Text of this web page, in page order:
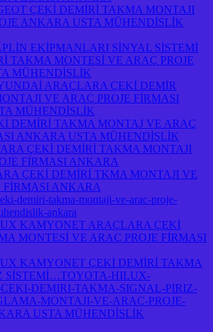
ÇEKİ DEMİRİ TAKMA MONTAJI
ANKARA USTA MÜHENDİSLİK
EKİPMANLARI SİNYAL SİSTEMİ
TAKMA MONTESİ VE ARAÇ PROJE
MÜHENDİSLİK
ARAÇLARA ÇEKİ DEMİR
VE ARAÇ PROJE FİRMASI
MÜHENDİSLİK
DEMİRİ TAKMA MONTAJ VE ARAÇ
ANKARA USTA MÜHENDİSLİK
ÇEKİ DEMİRİ TAKMA MONTAJI
FİRMASI ANKARA
ÇEKİ DEMİRİ TKMA MONTAJI VE
FİRMASI ANKARA
demiri-takma-montaji-ve-arac-proje-
ankara
KAMYONET ARAÇLARA ÇEKİ
MONTESİ VE ARAÇ PROJE FİRMASI
KAMYONET ÇEKİ DEMİRİ TAKMA
SİSTEMİ…TOYOTA-HILUX-
DEMIRI-TAKMA-SIGNAL-PIRIZ-
MONTAJI-VE-ARAC-PROJE-
USTA MÜHENDİSLİK